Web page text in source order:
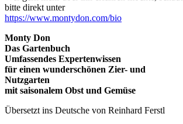
bitte direkt unter
https://www.montydon.com/bio
Monty Don
Das Gartenbuch
Umfassendes Expertenwissen
für einen wunderschönen Zier- und
Nutzgarten
mit saisonalem Obst und Gemüse
Übersetzt ins Deutsche von Reinhard Ferstl